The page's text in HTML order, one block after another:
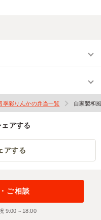
季彩りんかの弁当一覧 自家製和
ェアする
アする
ご相談
9:00～18:00